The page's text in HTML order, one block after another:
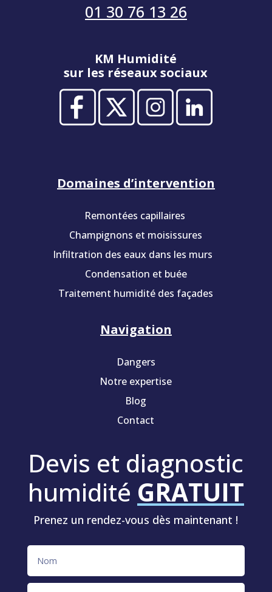
01 30 76 13 26
KM Humidité
sur les réseaux sociaux
Domaines d’intervention
Remontées capillaires
Champignons et moisissures
Infiltration des eaux dans les murs
Condensation et buée
Traitement humidité des façades
Navigation
Dangers
Notre expertise
Blog
Contact
Devis et diagnostic
humidité GRATUIT
Prenez un rendez-vous dès maintenant !